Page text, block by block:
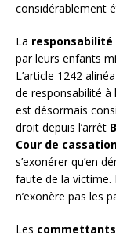
considérablement
La
par leurs enfants
L’article 1242
de responsabilité à
est désormais
droit depuis l’arrêt
Cour de
s’exonérer qu’en
faute de la victime.
n’exonère pas les
Les commettants